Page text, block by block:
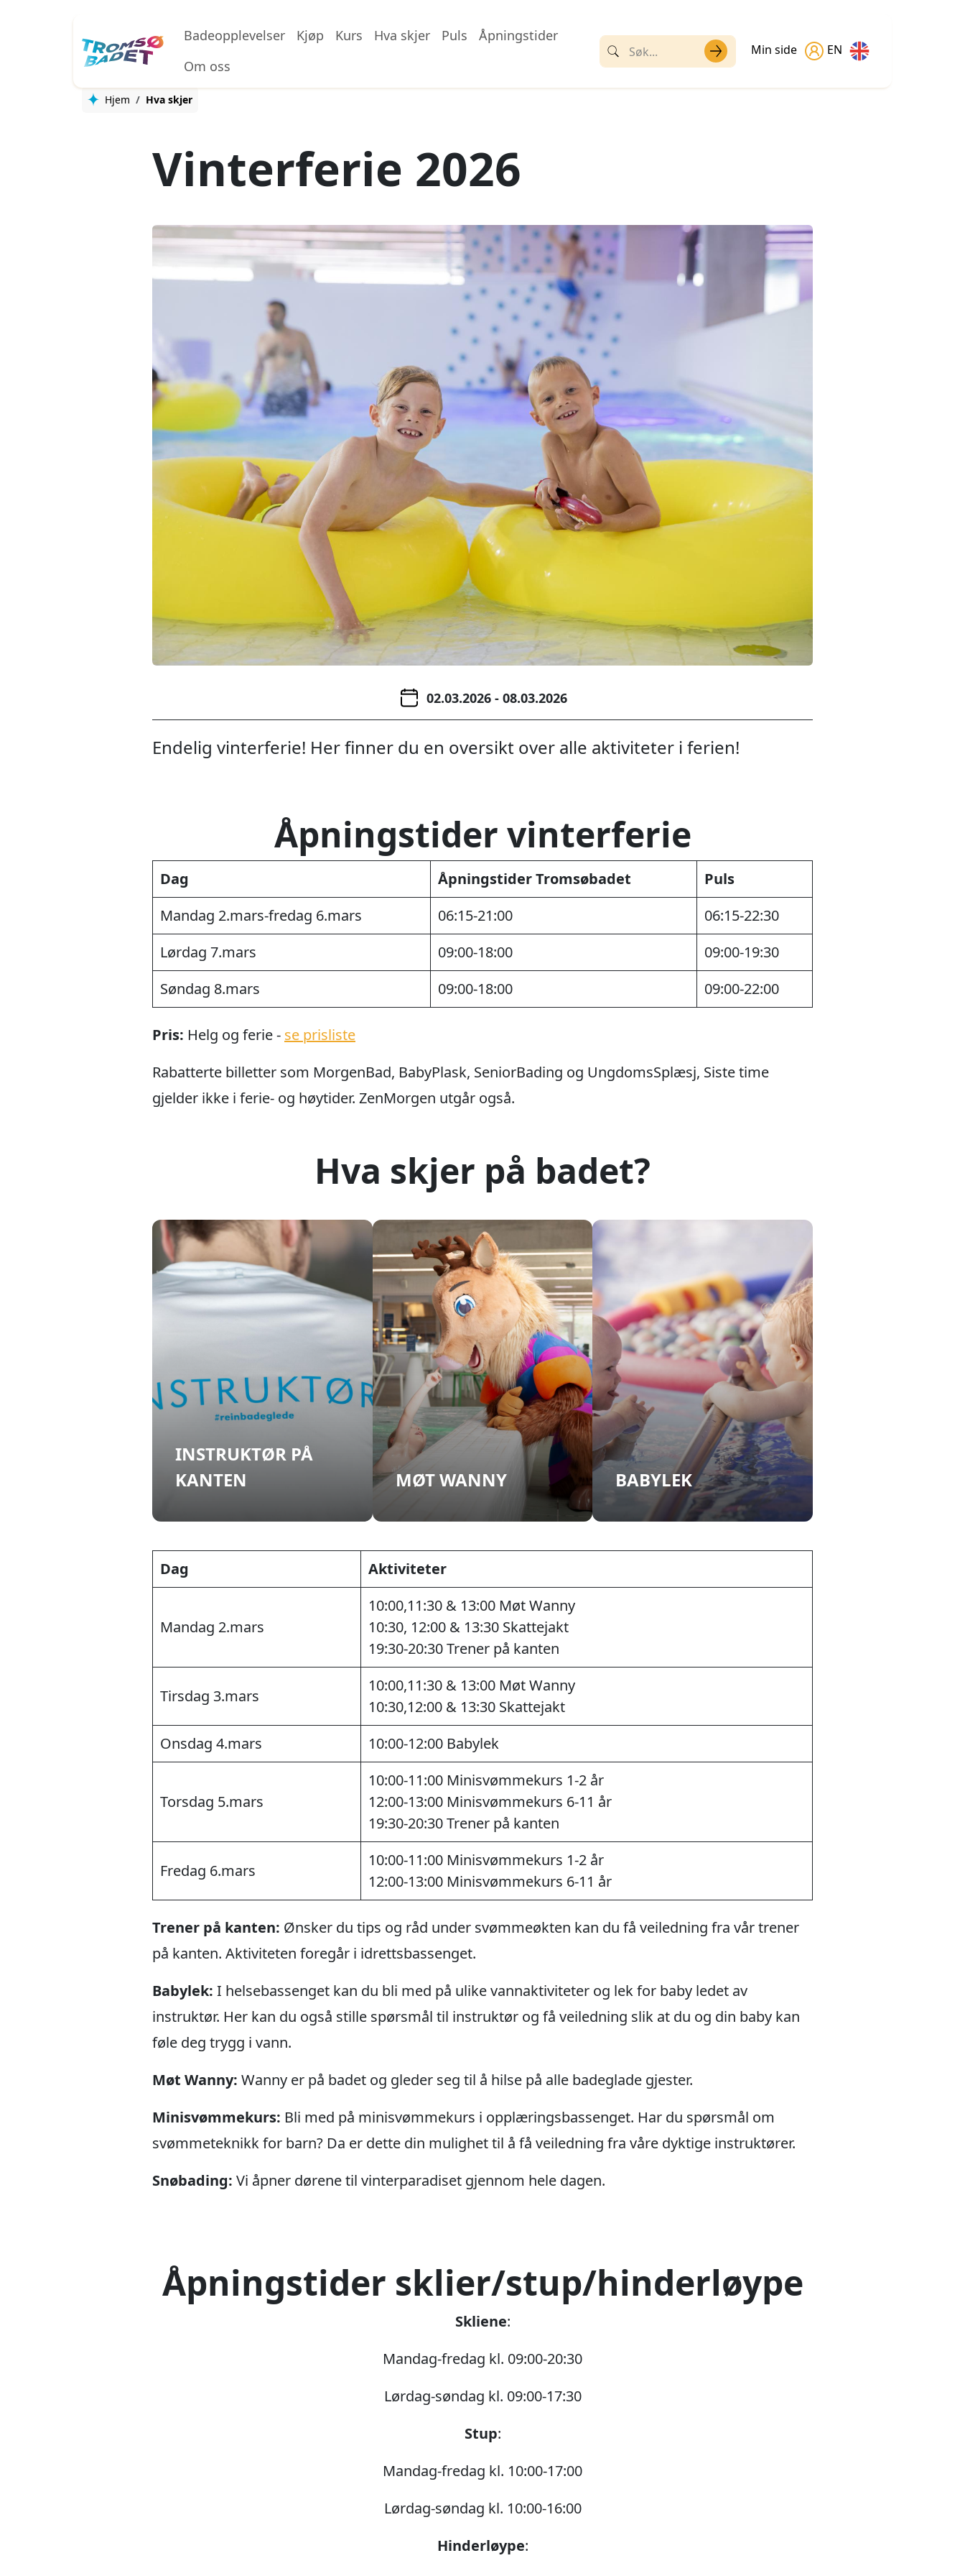
Badeopplevelser
Kjøp Kurs Hva skjer Puls
Åpningstider
Om oss
Min side EN
Hjem Hva skjer
Vinterferie 2026
02.03.2026 - 08.03.2026
Endelig vinterferie! Her finner du en oversikt over alle aktiviteter i ferien!
Åpningstider vinterferie
Dag Åpningstider Tromsøbadet
Puls
Mandag 2.mars-fredag 6.mars
06:15-21:00
06:15-22:30
Lørdag 7.mars
09:00-18:00
09:00-19:30
Søndag 8.mars
09:00-18:00 09:00-22:00
Pris: Helg og ferie - se prisliste
Rabatterte billetter som MorgenBad, BabyPlask, SeniorBading og UngdomsSplæsj, Siste time
gjelder ikke i ferie- og høytider. ZenMorgen utgår også.
Hva skjer på badet?
INSTRUKTØR PÅ
KANTEN
MØT WANNY BABYLEK
Dag Aktiviteter
Mandag 2.mars
10:00,11:30 & 13:00 Møt Wanny
10:30, 12:00 & 13:30 Skattejakt
19:30-20:30 Trener på kanten
Tirsdag 3.mars
10:00,11:30 & 13:00 Møt Wanny
10:30,12:00 & 13:30 Skattejakt
Onsdag 4.mars
10:00-12:00 Babylek
Torsdag 5.mars
10:00-11:00 Minisvømmekurs 1-2 år
12:00-13:00 Minisvømmekurs 6-11 år
19:30-20:30 Trener på kanten
Fredag 6.mars
10:00-11:00 Minisvømmekurs 1-2 år
12:00-13:00 Minisvømmekurs 6-11 år
Trener på kanten: Ønsker du tips og råd under svømmeøkten kan du få veiledning fra vår trener
på kanten. Aktiviteten foregår i idrettsbassenget.
Babylek: I helsebassenget kan du bli med på ulike vannaktiviteter og lek for baby ledet av
instruktør. Her kan du også stille spørsmål til instruktør og få veiledning slik at du og din baby kan
føle deg trygg i vann.
Møt Wanny: Wanny er på badet og gleder seg til å hilse på alle badeglade gjester.
Minisvømmekurs: Bli med på minisvømmekurs i opplæringsbassenget. Har du spørsmål om
svømmeteknikk for barn? Da er dette din mulighet til å få veiledning fra våre dyktige instruktører.
Snøbading: Vi åpner dørene til vinterparadiset gjennom hele dagen.
Åpningstider sklier/stup/hinderløype
Skliene:
Mandag-fredag kl. 09:00-20:30
Lørdag-søndag kl. 09:00-17:30
Stup:
Mandag-fredag kl. 10:00-17:00
Lørdag-søndag kl. 10:00-16:00
Hinderløype: